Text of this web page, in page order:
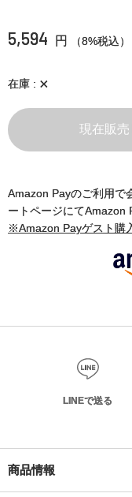
5,594 円 （8%税込）
在庫 ×
現在販
Amazon Payのご利用で
ートページにてAmazon
※Amazon Payゲスト購
LINEで送る
商品情報